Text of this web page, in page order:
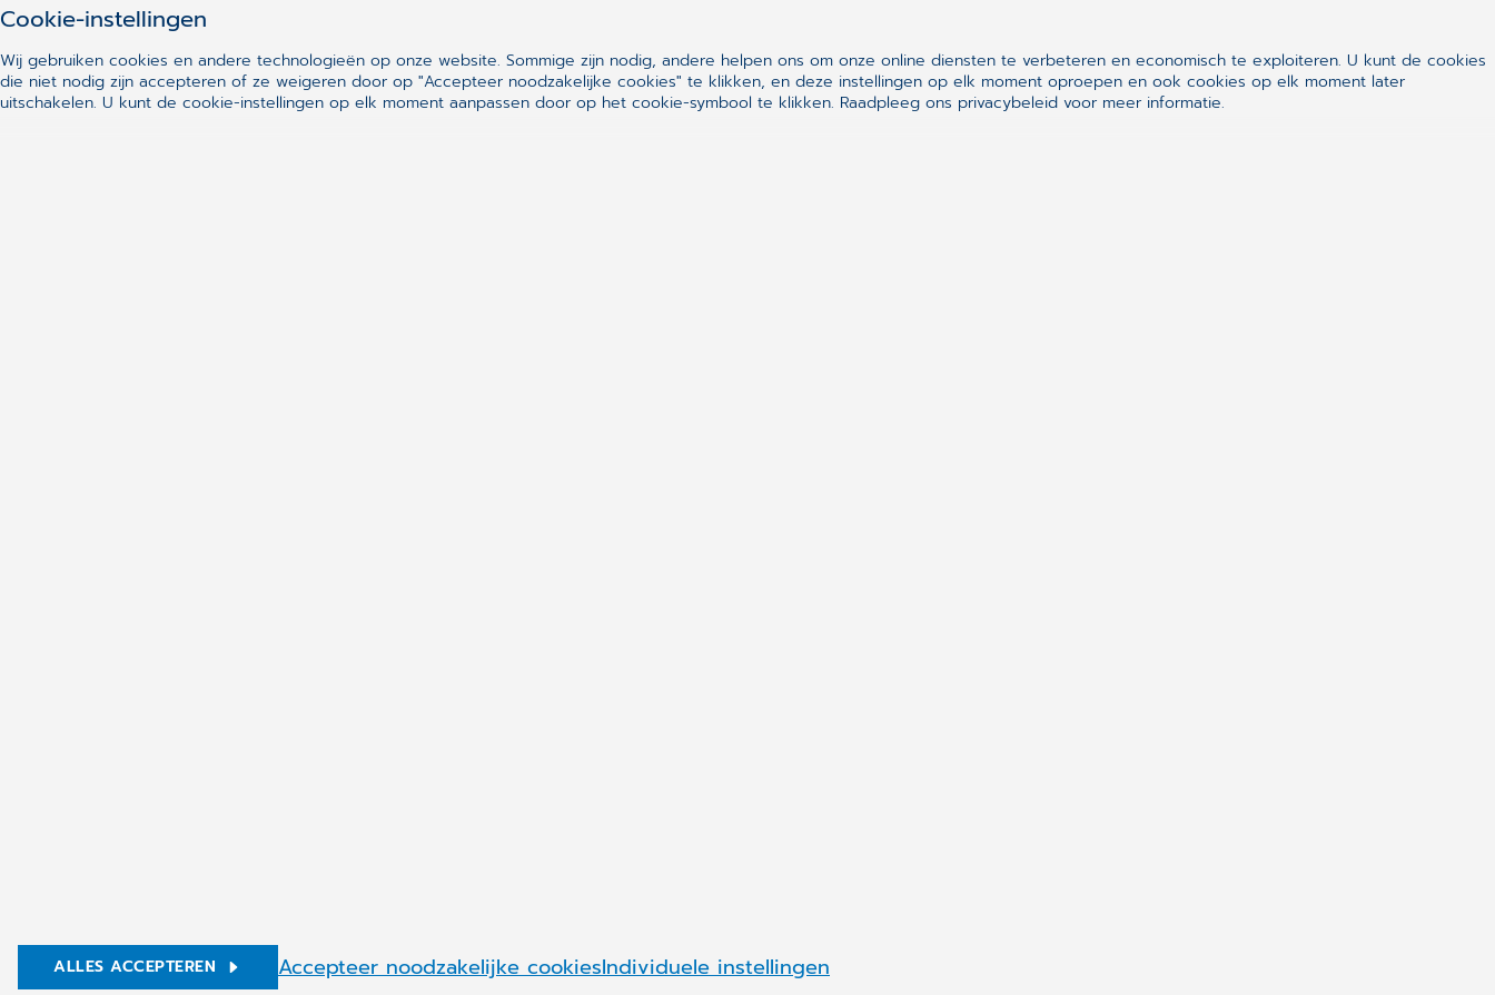
Cookie-instellingen
Wij gebruiken cookies en andere technologieën op onze website. Sommige zijn nodig, andere helpen ons om onze online diensten te verbeteren en economisch te exploiteren. U kunt de cookies
die niet nodig zijn accepteren of ze weigeren door op "Accepteer noodzakelijke cookies" te klikken, en deze instellingen op elk moment oproepen en ook cookies op elk moment later
uitschakelen. U kunt de cookie-instellingen op elk moment aanpassen door op het cookie-symbool te klikken. Raadpleeg ons privacybeleid voor meer informatie.
ALLES ACCEPTEREN Accepteer noodzakelijke cookiesIndividuele instellingen